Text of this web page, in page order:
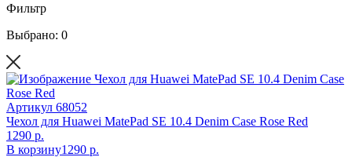
Фильтр
Выбрано: 0
Артикул 68052
Чехол для Huawei MatePad SE 10.4 Denim Case Rose Red
1290 р.
В корзину1290 р.